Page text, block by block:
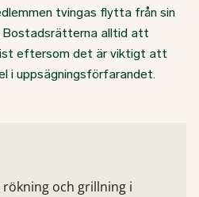
tvingas flytta från sin
Bostadsrätterna alltid att
eftersom det är viktigt att
i uppsägningsförfarandet.
och grillning i